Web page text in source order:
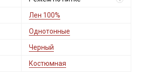
Лен 100%
Однотонные
Черный
Костюмная